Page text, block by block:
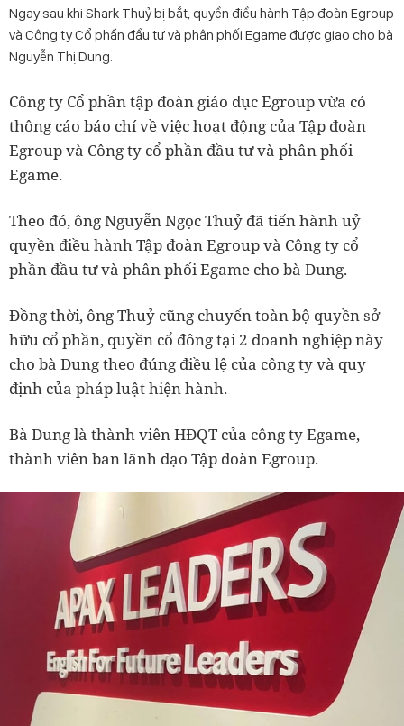
Ngay sau khi Shark Thuỷ bị bắt, quyền điều hành Tập đoàn Egroup
và Công ty Cổ phần đầu tư và phân phối Egame được giao cho bà
Nguyễn Thị Dung.
Công ty Cổ phần tập đoàn giáo dục Egroup vừa có
thông cáo báo chí về việc hoạt động của Tập đoàn
Egroup và Công ty cổ phần đầu tư và phân phối
Egame.
Theo đó, ông Nguyễn Ngọc Thuỷ đã tiến hành uỷ
quyền điều hành Tập đoàn Egroup và Công ty cổ
phần đầu tư và phân phối Egame cho bà Dung.
Đồng thời, ông Thuỷ cũng chuyển toàn bộ quyền sở
hữu cổ phần, quyền cổ đông tại 2 doanh nghiệp này
cho bà Dung theo đúng điều lệ của công ty và quy
định của pháp luật hiện hành.
Bà Dung là thành viên HĐQT của công ty Egame,
thành viên ban lãnh đạo Tập đoàn Egroup.